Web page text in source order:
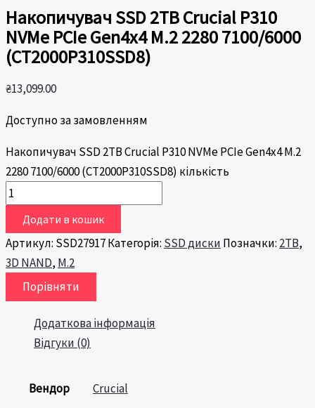
Накопичувач SSD 2TB Crucial P310
NVMe PCIe Gen4x4 M.2 2280 7100/6000
(CT2000P310SSD8)
₴13,099.00
Доступно за замовленням
Накопичувач SSD 2TB Crucial P310 NVMe PCIe Gen4x4 M.2
2280 7100/6000 (CT2000P310SSD8) кількість
Додати в кошик
Артикул: SSD27917Категорія: SSD диски Позначки: 2TB,
3D NAND, M.2
Порівняти
Додаткова інформація
Відгуки (0)
Вендор Crucial